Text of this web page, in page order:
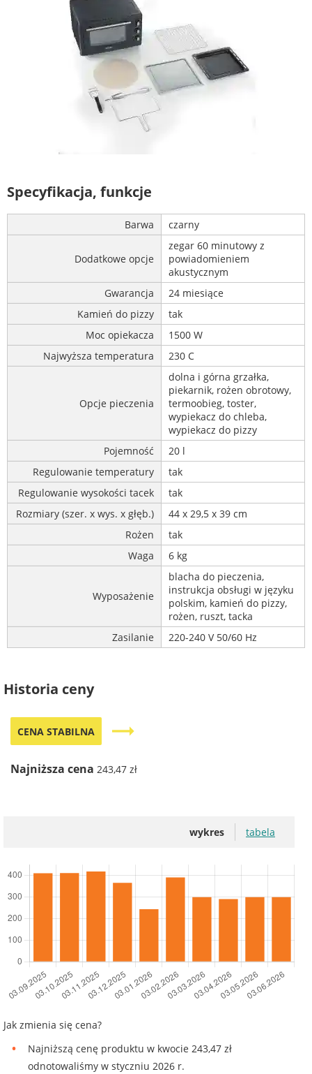
Specyfikacja, funkcje
Barwa czarny
Dodatkowe opcje
zegar 60 minutowy z
powiadomieniem
akustycznym
Gwarancja
24 miesiące
Kamień do pizzy
tak
Moc opiekacza
1500 W
Najwyższa temperatura
230 C
Opcje pieczenia
dolna i górna grzałka,
piekarnik, rożen obrotowy,
termoobieg, toster,
wypiekacz do chleba,
wypiekacz do pizzy
Pojemność
20 l
Regulowanie temperatury
tak
Regulowanie wysokości tacek
tak
Rozmiary (szer. x wys. x głęb.)
44 x 29,5 x 39 cm
Rożen
tak
Waga
6 kg
Wyposażenie
blacha do pieczenia,
instrukcja obsługi w języku
polskim, kamień do pizzy,
rożen, ruszt, tacka
Zasilanie
220-240 V 50/60 Hz
Historia ceny
CENA STABILNA trending_flat
Najniższa cena 243,47 zł
wykres tabela
Jak zmienia się cena?
Najniższą cenę produktu w kwocie 243,47 zł
odnotowaliśmy w styczniu 2026 r.